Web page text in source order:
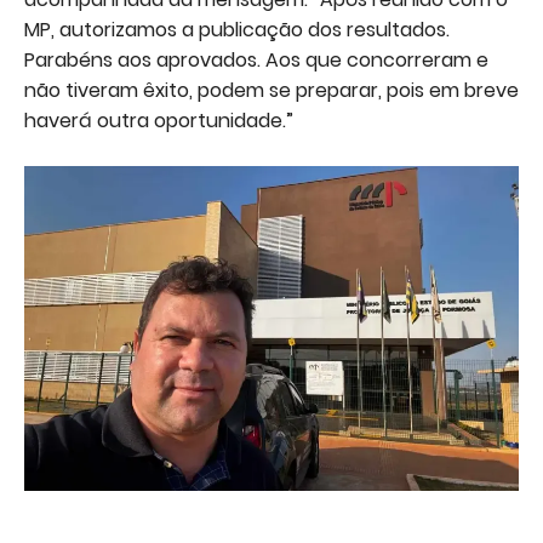
MP, autorizamos a publicação dos resultados.
Parabéns aos aprovados. Aos que concorreram e
não tiveram êxito, podem se preparar, pois em breve
haverá outra oportunidade.”